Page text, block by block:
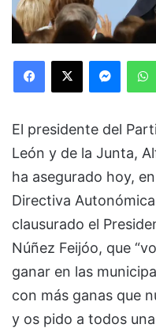
Facebook
X
El presidente del
León y de la Junta,
ha asegurado hoy,
Directiva
clausurado el
Núñez Feijóo, que
ganar en las
con más ganas que
y os pido a todos